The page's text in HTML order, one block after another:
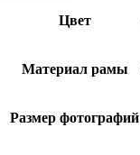
Цвет
Материал рамы
Размер фотографий